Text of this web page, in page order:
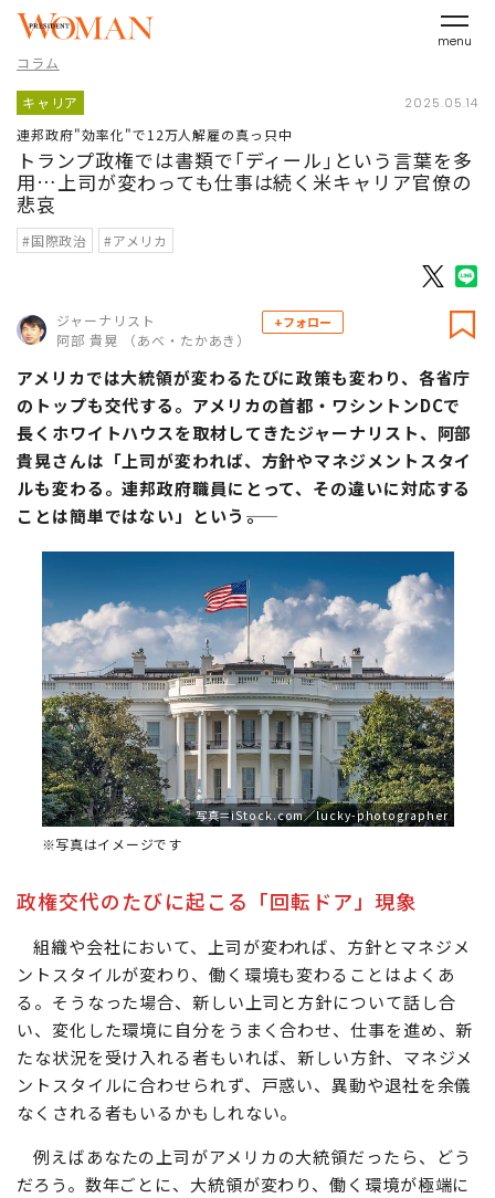
menu
コラム
キャリア 2025.05.14
連邦政府"効率化"で12万人解雇の真っ只中
トランプ政権では書類で｢ディール｣という言葉を多
用…上司が変わっても仕事は続く米キャリア官僚の
悲哀
#国際政治 #アメリカ
ジャーナリスト
阿部 貴晃 （あべ・たかあき）
+フォロー
アメリカでは大統領が変わるたびに政策も変わり、各省庁
のトップも交代する。アメリカの首都・ワシントンDCで
長くホワイトハウスを取材してきたジャーナリスト、阿部
貴晃さんは「上司が変われば、方針やマネジメントスタイ
ルも変わる。連邦政府職員にとって、その違いに対応する
ことは簡単ではない」という――。
写真＝iStock.com／lucky-photographer
※写真はイメージです
政権交代のたびに起こる「回転ドア」現象
組織や会社において、上司が変われば、方針とマネジメ
ントスタイルが変わり、働く環境も変わることはよくあ
る。そうなった場合、新しい上司と方針について話し合
い、変化した環境に自分をうまく合わせ、仕事を進め、新
たな状況を受け入れる者もいれば、新しい方針、マネジメ
ントスタイルに合わせられず、戸惑い、異動や退社を余儀
なくされる者もいるかもしれない。
例えばあなたの上司がアメリカの大統領だったら、どう
だろう。数年ごとに、大統領が変わり、働く環境が極端に